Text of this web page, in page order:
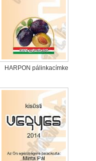
HARPON pálinkacímke